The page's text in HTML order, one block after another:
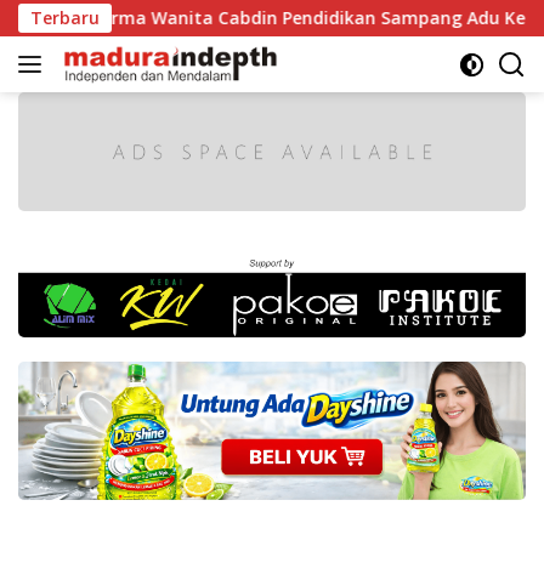
Langsung
ke
konten
Terbaru
Wanita Cabdin Pendidikan Sampang Adu Kekompakan